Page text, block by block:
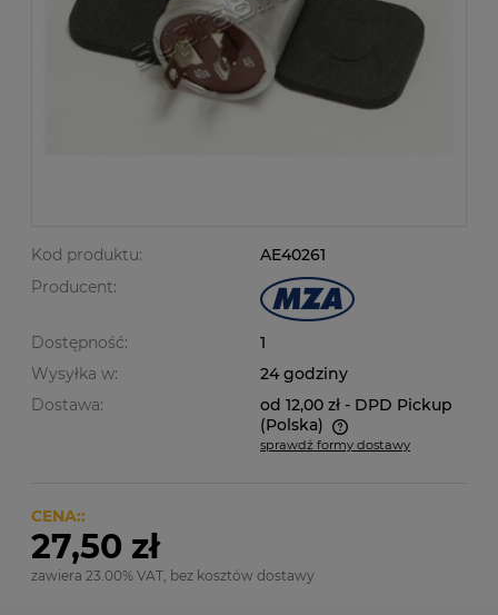
Kod produktu:
AE40261
Producent:
Dostępność:
1
Wysyłka w:
24 godziny
Dostawa:
od 12,00 zł - DPD Pickup
(Polska)
Cena nie zawiera ewentualnych kosztów płatności
sprawdź formy dostawy
CENA::
27,50 zł
zawiera 23.00% VAT, bez kosztów dostawy